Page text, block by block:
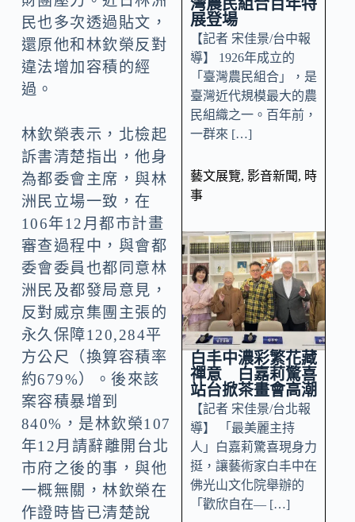
民也多次透過貼文，
還原他和林欽榮反對
違法增加容積的經
過。
林欽榮表示，北檢起
訴書清楚指出，他身
為都委會主席，與林
洲民立場一致，在
106年12月都市計畫
審查過程中，與會都
委會委員也都同意林
洲民及都發局意見，
反對威京集團主張的
永久保障120,284平
方公尺（換算容積率
約679%）。後來該
案容積暴增到
840%，是林欽榮107
年12月請辭離開台北
市府之後的事，與他
一概無關，林欽榮在
作證時皆已清楚說
灣農民組合百年特
展登場
【記者 宋佳景/台中報
導】 1926年成立的
「臺灣農民組合」，是
臺灣近代規模最大的農
民組織之一。百年前，
一群來 […]
藝文展覽, 影音新聞, 時
事
白丰中濃彩繁花藏
禪意 白嘉莉驚喜
站台掀茶畫會高潮
【記者 宋佳景/台北報
導】 「最美麗主持
人」白嘉莉驚喜現身力
挺，讓藝術家白丰中在
佛光山文化院舉辦的
「歡欣自在— […]